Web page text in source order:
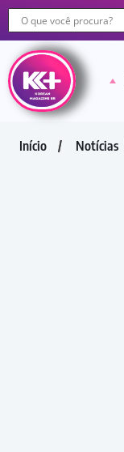
Início Notícias